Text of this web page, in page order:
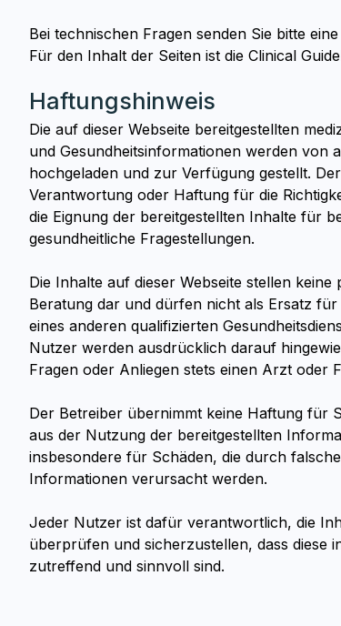
Bei technischen Fragen senden Sie bitte
Für den Inhalt der Seiten ist die Clinical
Haftungshinweis
Die auf dieser Webseite bereitgestellten
und Gesundheitsinformationen werden von
hochgeladen und zur Verfügung gestellt.
Verantwortung oder Haftung für die
die Eignung der bereitgestellten Inhalte für
gesundheitliche Fragestellungen.
Die Inhalte auf dieser Webseite stellen keine
Beratung dar und dürfen nicht als Ersatz
eines anderen qualifizierten
Nutzer werden ausdrücklich darauf
Fragen oder Anliegen stets einen Arzt oder
Der Betreiber übernimmt keine Haftung für
aus der Nutzung der bereitgestellten
insbesondere für Schäden, die durch
Informationen verursacht werden.
Jeder Nutzer ist dafür verantwortlich, die
überprüfen und sicherzustellen, dass diese
zutreffend und sinnvoll sind.